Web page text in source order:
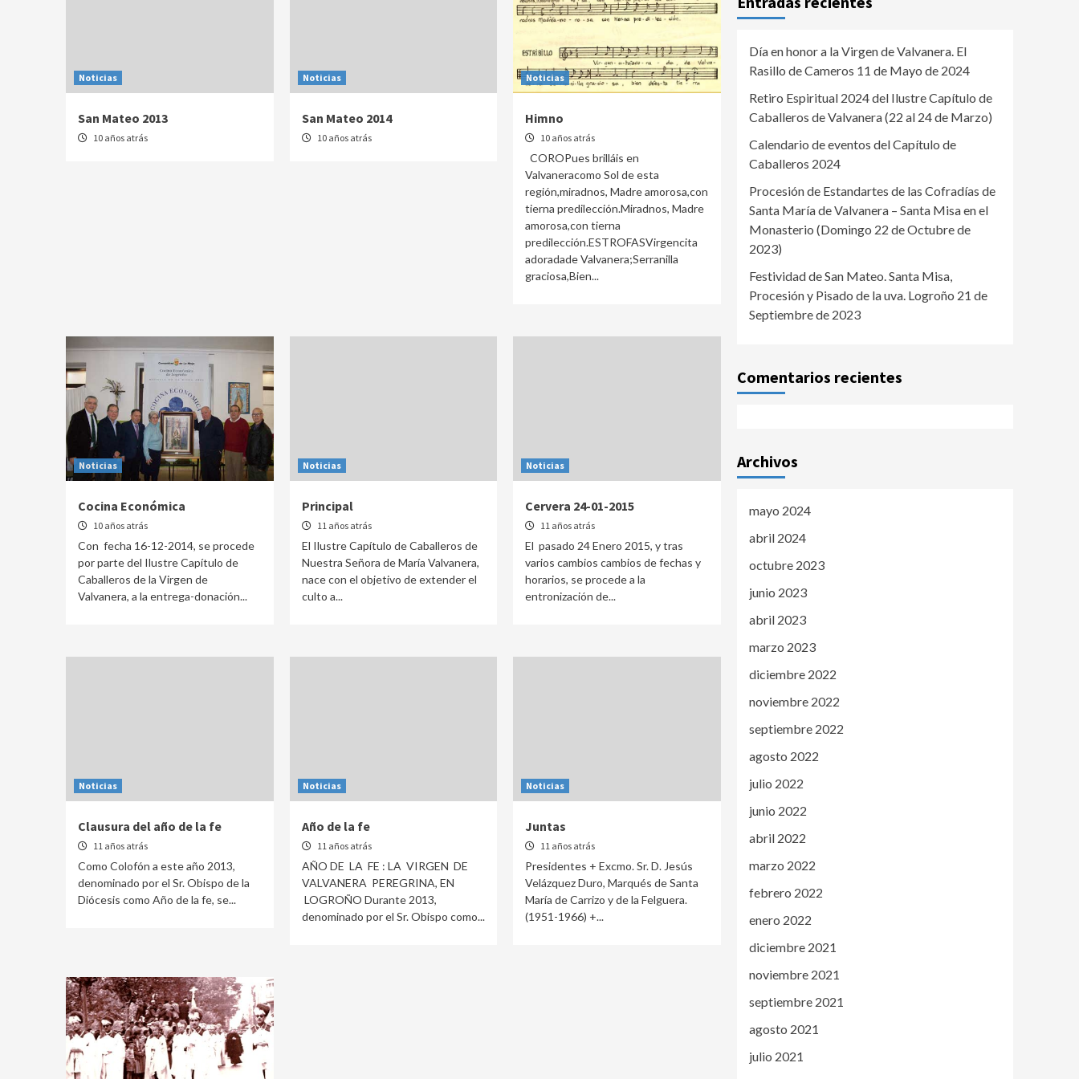
Noticias
San Mateo 2013
10 años atrás
Noticias
San Mateo 2014
10 años atrás
Noticias
Himno
10 años atrás
COROPues brilláis en
Valvaneracomo Sol de esta
región,miradnos, Madre amorosa,con
tierna predilección.Miradnos, Madre
amorosa,con tierna
predilección.ESTROFASVirgencita
adoradade Valvanera;Serranilla
graciosa,Bien...
Noticias
Cocina Económica
10 años atrás
Con fecha 16-12-2014, se procede
por parte del Ilustre Capítulo de
Caballeros de la Virgen de
Valvanera, a la entrega-donación...
Noticias
Principal
11 años atrás
El Ilustre Capítulo de Caballeros de
Nuestra Señora de María Valvanera,
nace con el objetivo de extender el
culto a...
Noticias
Cervera 24-01-2015
11 años atrás
El pasado 24 Enero 2015, y tras
varios cambios cambios de fechas y
horarios, se procede a la
entronización de...
Noticias
Clausura del año de la fe
11 años atrás
Como Colofón a este año 2013,
denominado por el Sr. Obispo de la
Diócesis como Año de la fe, se...
Noticias
Año de la fe
11 años atrás
AÑO DE LA FE : LA VIRGEN DE
VALVANERA PEREGRINA, EN
LOGROÑO Durante 2013,
denominado por el Sr. Obispo como...
Noticias
Juntas
11 años atrás
Presidentes + Excmo. Sr. D. Jesús
Velázquez Duro, Marqués de Santa
María de Carrizo y de la Felguera.
(1951-1966) +...
Día en honor a la Virgen de Valvanera. El
Rasillo de Cameros 11 de Mayo de 2024
Retiro Espiritual 2024 del Ilustre Capítulo de
Caballeros de Valvanera (22 al 24 de Marzo)
Calendario de eventos del Capítulo de
Caballeros 2024
Procesión de Estandartes de las Cofradías de
Santa María de Valvanera – Santa Misa en el
Monasterio (Domingo 22 de Octubre de
2023)
Festividad de San Mateo. Santa Misa,
Procesión y Pisado de la uva. Logroño 21 de
Septiembre de 2023
Comentarios recientes
Archivos
mayo 2024
abril 2024
octubre 2023
junio 2023
abril 2023
marzo 2023
diciembre 2022
noviembre 2022
septiembre 2022
agosto 2022
julio 2022
junio 2022
abril 2022
marzo 2022
febrero 2022
enero 2022
diciembre 2021
noviembre 2021
septiembre 2021
agosto 2021
julio 2021